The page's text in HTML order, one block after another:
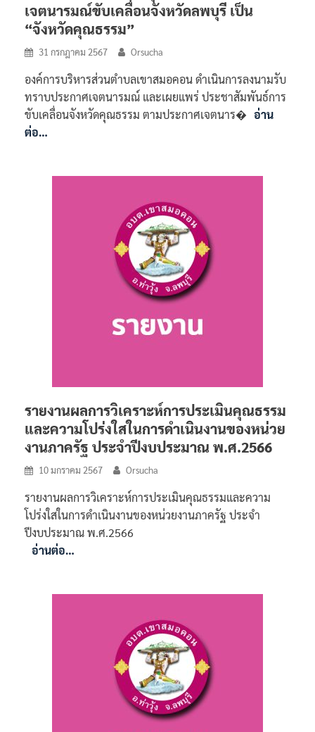
เจตนารมณ์ขับเคลื่อนจังหวัดลพบุรี เป็น
“จังหวัดคุณธรรม”
31 กรกฎาคม 2567 Orsucha
องค์การบริหารส่วนตำบลเขาสมอคอน ดำเนินการลงนามรับ
ทราบประกาศเจตนารมณ์ และเผยแพร่ ประชาสัมพันธ์การ
ขับเคลื่อนจังหวัดคุณธรรม ตามประกาศเจตนาร� อ่าน
ต่อ…
รายงานผลการวิเคราะห์การประเมินคุณธรรม
และความโปร่งใสในการดำเนินงานของหน่วย
งานภาครัฐ ประจำปีงบประมาณ พ.ศ.2566
10 มกราคม 2567 Orsucha
รายงานผลการวิเคราะห์การประเมินคุณธรรมและความ
โปร่งใสในการดำเนินงานของหน่วยงานภาครัฐ ประจำ
ปีงบประมาณ พ.ศ.2566
อ่านต่อ…